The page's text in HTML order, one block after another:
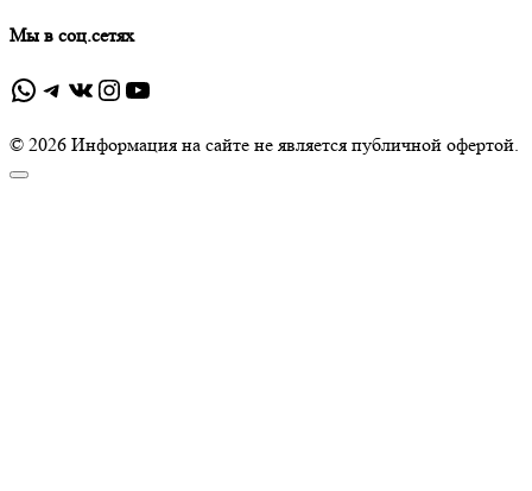
Мы в соц.сетях
WhatsApp
Telegram
ВКонтакте
Instagram
YouTube
© 2026 Информация на сайте не является публичной офертой.